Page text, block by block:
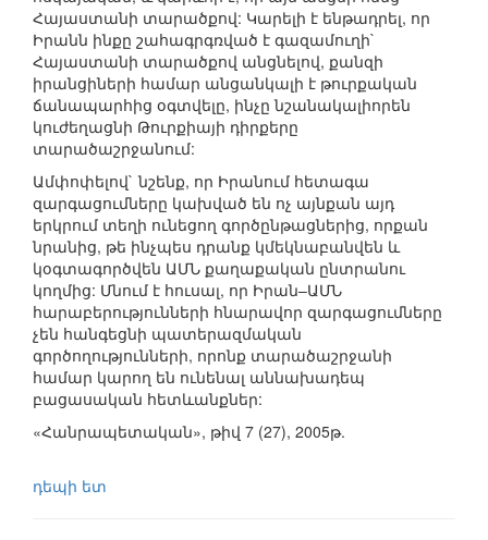
Հայաստանի տարածքով: Կարելի է ենթադրել, որ
Իրանն ինքը շահագրգռված է գազամուղի`
Հայաստանի տարածքով անցնելով, քանզի
իրանցիների համար անցանկալի է թուրքական
ճանապարհից օգտվելը, ինչը նշանակալիորեն
կուժեղացնի Թուրքիայի դիրքերը
տարածաշրջանում:
Ամփոփելով` նշենք, որ Իրանում հետագա
զարգացումները կախված են ոչ այնքան այդ
երկրում տեղի ունեցող գործընթացներից, որքան
նրանից, թե ինչպես դրանք կմեկնաբանվեն և
կօգտագործվեն ԱՄՆ քաղաքական ընտրանու
կողմից: Մնում է հուսալ, որ Իրան–ԱՄՆ
հարաբերությունների հնարավոր զարգացումները
չեն հանգեցնի պատերազմական
գործողությունների, որոնք տարածաշրջանի
համար կարող են ունենալ աննախադեպ
բացասական հետևանքներ:
«Հանրապետական», թիվ 7 (27), 2005թ.
դեպի ետ